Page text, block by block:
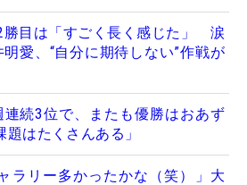
勝目は「すごく長く感じた」 涙
愛、“自分に期待しない”作戦が
続3位で、またも優勝はおあず
はたくさんある」
ラリー多かったかな（笑）」大